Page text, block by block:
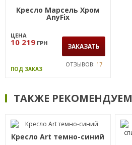
Кресло Марсель Хром
AnyFix
ЦЕНА
10 219 ГРН ЗАКАЗАТЬ
ПОД ЗАКАЗ
ОТЗЫВОВ: 17
ТАКЖЕ РЕКОМЕНДУЕМ
Кресло Art темно-синий